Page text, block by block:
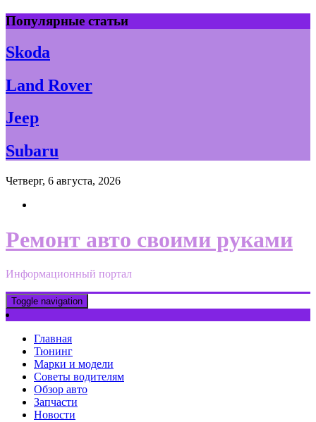
Skip
to
content
Популярные статьи
Skoda
Land Rover
Jeep
Subaru
Четверг, 6 августа, 2026
Ремонт авто своими руками
Информационный портал
Toggle navigation
Главная
Тюнинг
Марки и модели
Советы водителям
Обзор авто
Запчасти
Новости